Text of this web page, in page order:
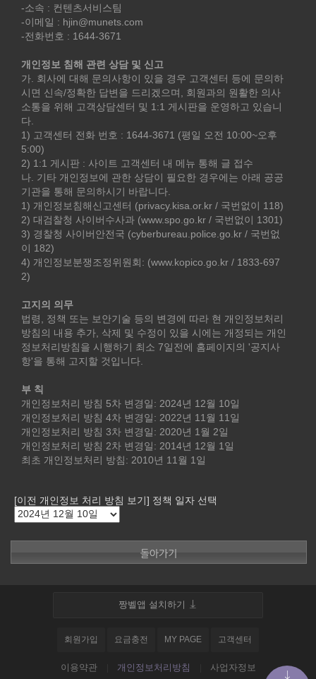
-소속 : 컨텐츠서비스팀
-이메일 : hjin@munets.com
-전화번호 : 1644-3671
개인정보 침해 관련 상담 및 신고
가. 회사에 대해 문의사항이 있을 경우 고객센터 등에 문의하
시면 신속/정확한 답변을 드리겠으며, 회원과의 원활한 의사
소통을 위해 고객상담센터 및 1:1 게시판을 운영하고 있습니
다.
1) 고객센터 전화 번호 : 1644-3671 (평일 오전 10:00~오후
5:00)
2) 1:1 게시판 : 사이트 고객센터 내 메뉴 통해 글 접수
나. 기타 개인정보에 관한 상담이 필요한 경우에는 아래 공공
기관을 통해 문의하시기 바랍니다.
1) 개인정보침해신고센터 (privacy.kisa.or.kr / 국번없이 118)
2) 대검찰청 사이버수사과 (www.spo.go.kr / 국번없이 1301)
3) 경찰청 사이버안전국 (cyberbureau.police.go.kr / 국번없
이 182)
4) 개인정보분쟁조정위원회: (www.kopico.go.kr / 1833-697
2)
고지의 의무
법령, 정책 또는 보안기술 등의 변경에 따라 현 개인정보처리
방침의 내용 추가, 삭제 및 수정이 있을 시에는 개정되는 개인
정보처리방침을 시행하기 최소 7일전에 홈페이지의 '공지사
항'을 통해 고지할 것입니다.
부 칙
개인정보처리 방침 5차 변경일: 2024년 12월 10일
개인정보처리 방침 4차 변경일: 2022년 11월 11일
개인정보처리 방침 3차 변경일: 2020년 1월 2일
개인정보처리 방침 2차 변경일: 2014년 12월 1일
최초 개인정보처리 방침: 2010년 11월 1일
[이전 개인정보 처리 방침 보기] 정책 일자 선택
짱벨앱 설치하기
회원가입 요금충전 MY PAGE 고객센터
이용약관 개인정보처리방침 사업자정보